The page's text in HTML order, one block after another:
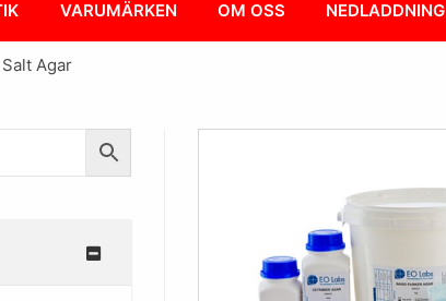
VARUMÄRKEN OM OSS NEDLADDNING
Agar